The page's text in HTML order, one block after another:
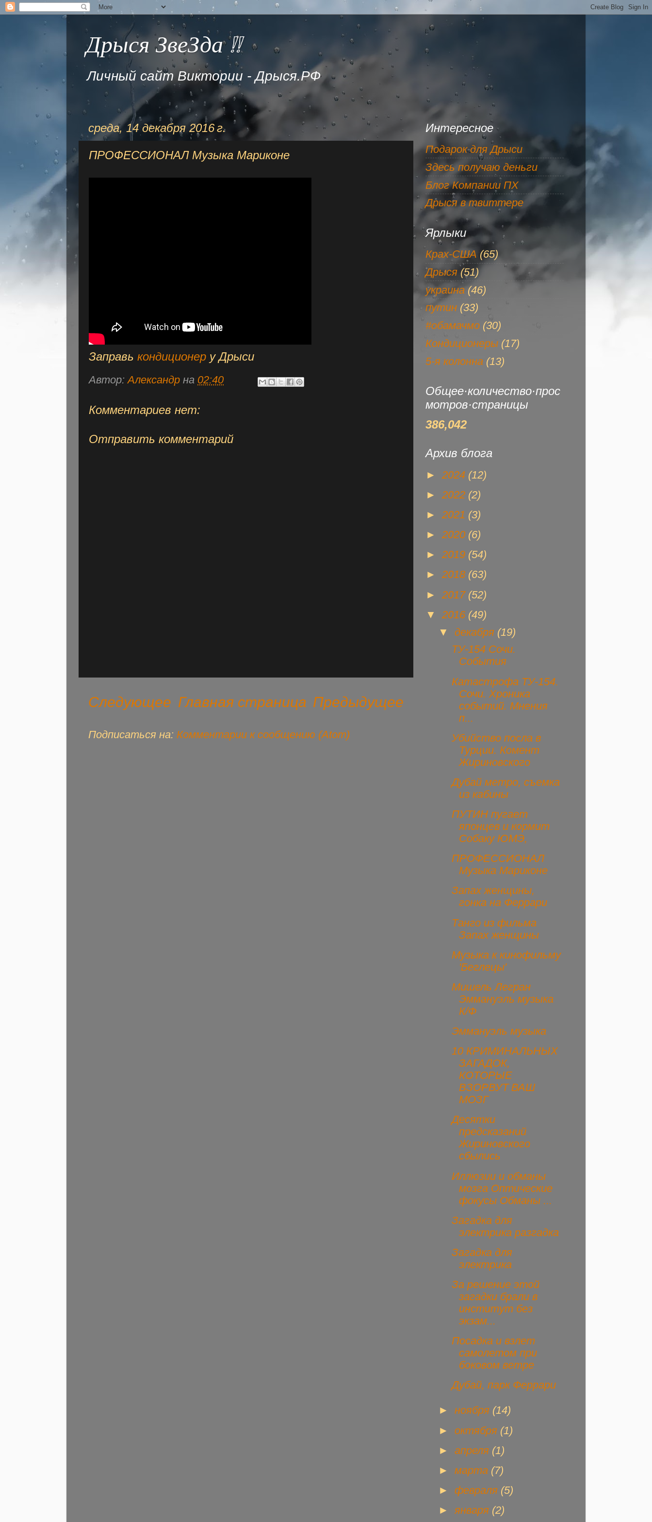
Дрыся ЗвеЗда !!
Личный сайт Виктории - Дрыся.РФ
среда, 14 декабря 2016 г.
ПРОФЕССИОНАЛ Музыка Мариконе
Заправь кондиционер у Дрыси
Автор:Александр на 02:40
Комментариев нет:
Отправить комментарий
Следующее Предыдущее
Главная страница
Подписаться на: Комментарии к сообщению (Atom)
Интересное
Подарок для Дрыси
Здесь получаю деньги
Блог Компании ПХ
Дрыся в твиттере
Ярлыки
Крах-США (65)
Дрыся (51)
украина (46)
путин (33)
#обамачмо (30)
Кондиционеры (17)
5-я колонна (13)
Общее·количество·прос
мотров·страницы
386,042
Архив блога
► 2024 (12)
► 2022 (2)
► 2021 (3)
► 2020 (6)
► 2019 (54)
► 2018 (63)
► 2017 (52)
▼ 2016 (49)
▼ декабря (19)
ТУ-154 Сочи.
События
Катастрофа ТУ-154.
Сочи. Хроника
событий. Мнения
п...
Убийство посла в
Турции. Комент
Жириновского
Дубай метро, съемка
из кабины
ПУТИН пугает
японцев и кормит
Собаку ЮМЭ,
ПРОФЕССИОНАЛ
Музыка Мариконе
Запах женщины,
гонка на Феррари
Танго из фильма
Запах женщины
Музыка к кинофильму
'Беглецы'
Мишель Легран
Эммануэль музыка
К/Ф
Эммануэль музыка
10 КРИМИНАЛЬНЫХ
ЗАГАДОК,
КОТОРЫЕ
ВЗОРВУТ ВАШ
МОЗГ
Десятки
предсказаний
Жириновского
сбылись
Иллюзии и обманы
мозга Оптические
фокусы Обманы ...
Загадка для
электрика разгадка
Загадка для
электрика
За решение этой
загадки брали в
институт без
экзам...
Посадка и взлет
самолетом при
боковом ветре
Дубай, парк Феррари
► ноября (14)
► октября (1)
► апреля (1)
► марта (7)
► февраля (5)
► января (2)